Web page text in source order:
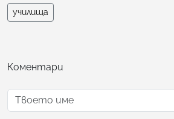
училища
Коментари